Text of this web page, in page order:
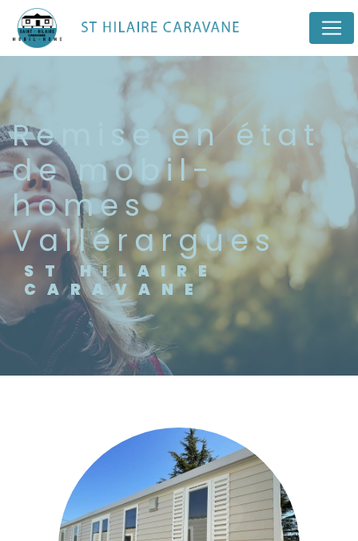
remise en état
de mobil-
homes
Vallérargues
ST HILAIRE
CARAVANE
Panneau de gestion des cookies